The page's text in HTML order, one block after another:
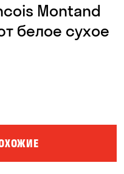
Montand
белое сухое